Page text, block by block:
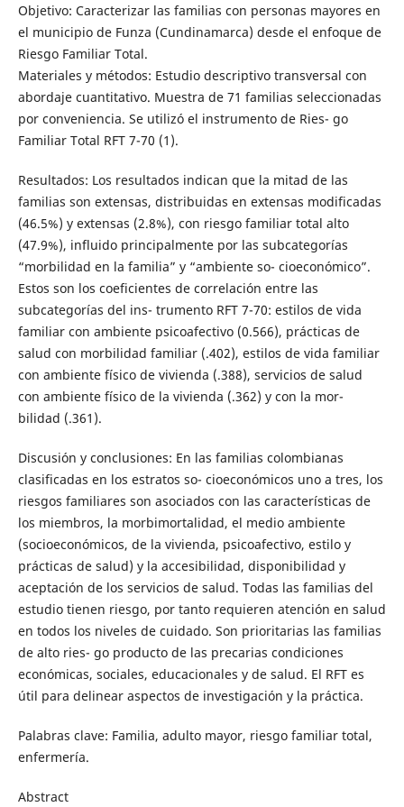
Objetivo: Caracterizar las familias con personas mayores en
el municipio de Funza (Cundinamarca) desde el enfoque de
Riesgo Familiar Total.
Materiales y métodos: Estudio descriptivo transversal con
abordaje cuantitativo. Muestra de 71 familias seleccionadas
por conveniencia. Se utilizó el instrumento de Ries- go
Familiar Total RFT 7-70 (1).
Resultados: Los resultados indican que la mitad de las
familias son extensas, distribuidas en extensas modificadas
(46.5%) y extensas (2.8%), con riesgo familiar total alto
(47.9%), influido principalmente por las subcategorías
“morbilidad en la familia” y “ambiente so- cioeconómico”.
Estos son los coeficientes de correlación entre las
subcategorías del ins- trumento RFT 7-70: estilos de vida
familiar con ambiente psicoafectivo (0.566), prácticas de
salud con morbilidad familiar (.402), estilos de vida familiar
con ambiente físico de vivienda (.388), servicios de salud
con ambiente físico de la vivienda (.362) y con la mor-
bilidad (.361).
Discusión y conclusiones: En las familias colombianas
clasificadas en los estratos so- cioeconómicos uno a tres, los
riesgos familiares son asociados con las características de
los miembros, la morbimortalidad, el medio ambiente
(socioeconómicos, de la vivienda, psicoafectivo, estilo y
prácticas de salud) y la accesibilidad, disponibilidad y
aceptación de los servicios de salud. Todas las familias del
estudio tienen riesgo, por tanto requieren atención en salud
en todos los niveles de cuidado. Son prioritarias las familias
de alto ries- go producto de las precarias condiciones
económicas, sociales, educacionales y de salud. El RFT es
útil para delinear aspectos de investigación y la práctica.
Palabras clave: Familia, adulto mayor, riesgo familiar total,
enfermería.
Abstract